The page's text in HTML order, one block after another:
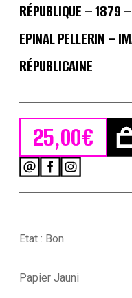
RÉPUBLIQUE – 1879
EPINAL PELLERIN –
RÉPUBLICAINE
25,00€
Etat : Bon
Papier Jauni